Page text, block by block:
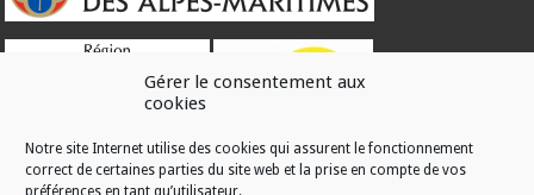
Gérer le consentement aux
cookies
Notre site Internet utilise des cookies qui assurent le fonctionnement
correct de certaines parties du site web et la prise en compte de vos
préférences en tant qu’utilisateur.
RÉALISATION